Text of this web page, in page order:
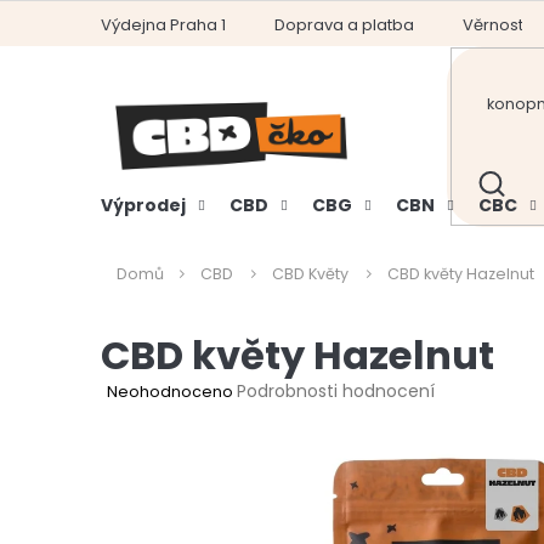
Výdejna Praha 1 Doprava a platba Věrnostní
HLEDAT
Výprodej CBD CBG CBN CBC
Domů CBD CBD Květy CBD květy Hazelnut
CBD květy Hazelnut
Průměrné
Neohodnoceno Podrobnosti hodnocení